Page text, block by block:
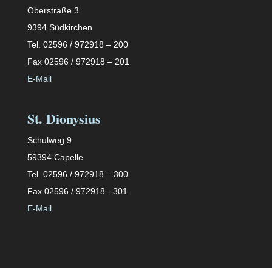
Oberstraße 3
9394 Südkirchen
Tel. 02596 / 972918 – 200
Fax 02596 / 972918 – 201
E-Mail
St. Dionysius
Schulweg 9
59394 Capelle
Tel. 02596 / 972918 – 300
Fax 02596 / 972918 - 301
E-Mail